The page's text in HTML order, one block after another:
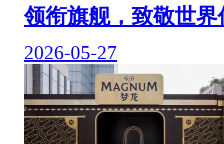
领衔旗舰，致敬世界
2026-05-27